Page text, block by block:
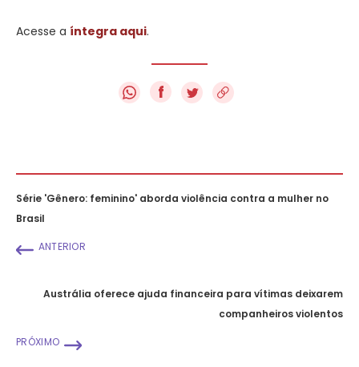
Acesse a íntegra aqui.
f
Série 'Gênero: feminino' aborda violência contra a mulher no
Brasil
ANTERIOR
Austrália oferece ajuda financeira para vítimas deixarem
companheiros violentos
PRÓXIMO